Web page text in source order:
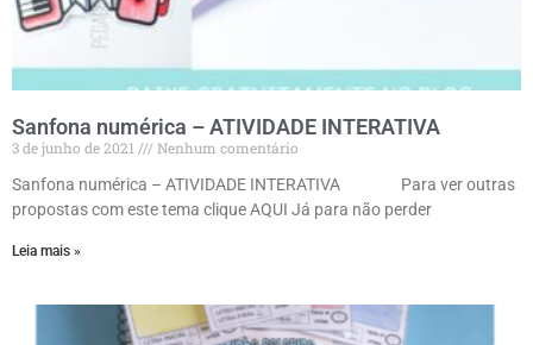
Sanfona numérica – ATIVIDADE INTERATIVA
3 de junho de 2021
Nenhum comentário
Sanfona numérica – ATIVIDADE INTERATIVA Para ver outras
propostas com este tema clique AQUI Já para não perder
Leia mais »